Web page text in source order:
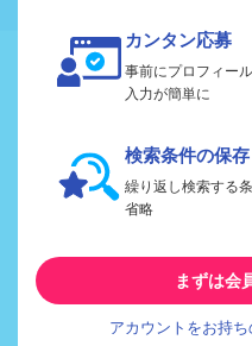
カンタン応募
事前にプロフィー
入力が簡単に
検索条件の保存
繰り返し検索する
省略
まずは会
アカウントをお持